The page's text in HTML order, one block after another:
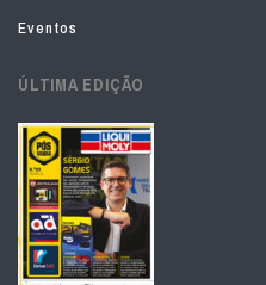
Eventos
ÚLTIMA EDIÇÃO